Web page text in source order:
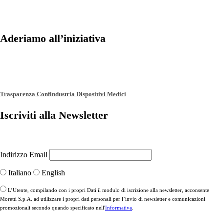
Aderiamo all’iniziativa
Trasparenza Confindustria Dispositivi Medici
Iscriviti alla Newsletter
Indirizzo Email
Italiano English
L’Utente, compilando con i propri Dati il modulo di iscrizione alla newsletter, acconsente
Moretti S.p.A. ad utilizzare i propri dati personali per l’invio di newsletter e comunicazioni
promozionali secondo quando specificato nell'Informativa